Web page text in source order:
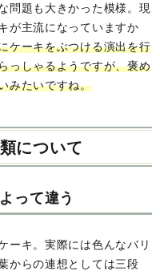
問題も大きかった模様。現
が主流になっていますか
ケーキをぶつける演出を行
っしゃるようですが、褒め
みたいですね。
について
って違う
ーキ。実際には色んなバリ
からの連想としては三段